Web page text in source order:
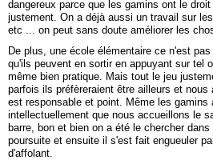
dangereux parce que les gamins ont le
justement. On a déjà aussi un travail sur
etc ... on peut sans doute améliorer les
De plus, une école élémentaire ce n'est
qu'ils peuvent en sortir en appuyant sur tel
même bien pratique. Mais tout le jeu
parfois ils préfèreraient être ailleurs et
est responsable et point. Même les
intellectuellement que nous accueillons le
barre, bon et bien on a été le chercher
poursuite et ensuite il s'est fait engueuler
d'affolant.